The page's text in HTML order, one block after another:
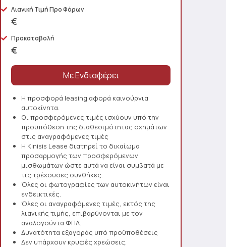
Λιανική Τιμή Προ Φόρων
€
Προκαταβολή
€
Η προσφορά leasing αφορά καινούργια
αυτοκίνητα.
Οι προσφερόμενες τιμές ισχύουν υπό την
προϋπόθεση της διαθεσιμότητας οχημάτων
στις αναγραφόμενες τιμές
Η Kinisis Lease διατηρεί το δικαίωμα
προσαρμογής των προσφερόμενων
μισθωμάτων ώστε αυτά να είναι συμβατά με
τις τρέχουσες συνθήκες.
Όλες οι φωτογραφίες των αυτοκινήτων είναι
ενδεικτικές.
Όλες οι αναγραφόμενες τιμές, εκτός της
λιανικής τιμής, επιβαρύνονται με τον
αναλογούντα ΦΠΑ.
Δυνατότητα εξαγοράς υπό προϋποθέσεις
Δεν υπάρχουν κρυφές χρεώσεις.